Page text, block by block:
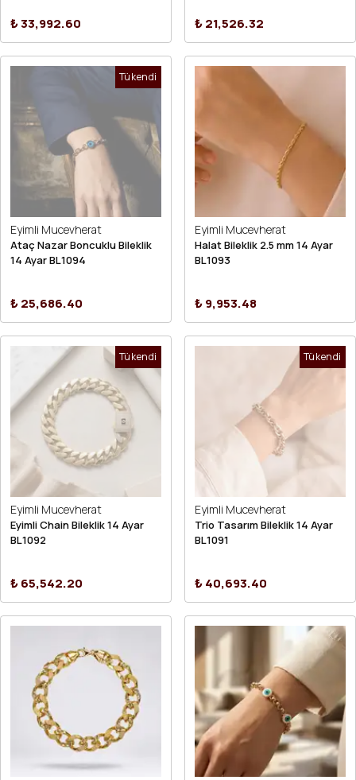
₺ 33,992.60 ₺ 21,526.32
Tükendi
Eyimli Mucevherat
Ataç Nazar Boncuklu Bileklik
14 Ayar BL1094
₺ 25,686.40
Eyimli Mucevherat
Halat Bileklik 2.5 mm 14 Ayar
BL1093
₺ 9,953.48
Tükendi
Eyimli Mucevherat
Eyimli Chain Bileklik 14 Ayar
BL1092
₺ 65,542.20
Tükendi
Eyimli Mucevherat
Trio Tasarım Bileklik 14 Ayar
BL1091
₺ 40,693.40